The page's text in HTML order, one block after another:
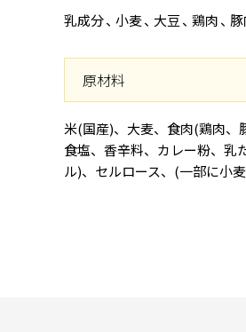
乳成分 小麦 大豆 鶏肉
原材料
米(国産)、大麦、食肉(鶏肉、
食塩、香辛料、カレー粉、乳
ル)、セルロース、(一部に小